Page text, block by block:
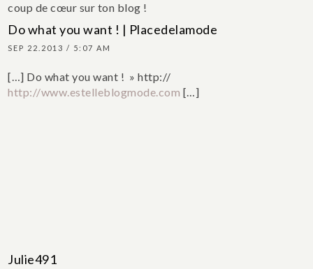
coup de cœur sur ton blog !
Do what you want ! | Placedelamode
SEP 22.2013 / 5:07 AM
[…] Do what you want ! » http://
http://www.estelleblogmode.com […]
Julie491